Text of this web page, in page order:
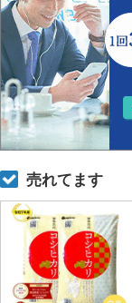
売れてます